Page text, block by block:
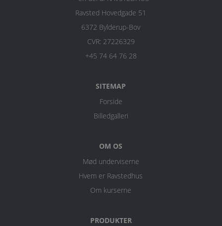
Ravsted Hovedgade 51
6372 Bylderup-Bov
CVR: 27226329
+45 74 64 76 28
SITEMAP
Forside
Billedgalleri
OM OS
Mød underviserne
Hvem er Ravstedhus
Om kurserne
PRODUKTER